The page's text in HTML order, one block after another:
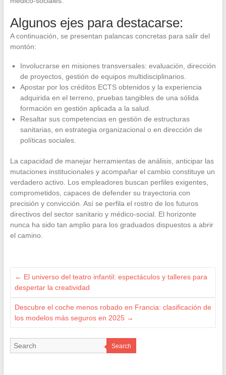
Algunos ejes para destacarse:
A continuación, se presentan palancas concretas para salir del
montón:
Involucrarse en misiones transversales: evaluación, dirección
de proyectos, gestión de equipos multidisciplinarios.
Apostar por los créditos ECTS obtenidos y la experiencia
adquirida en el terreno, pruebas tangibles de una sólida
formación en gestión aplicada a la salud.
Resaltar sus competencias en gestión de estructuras
sanitarias, en estrategia organizacional o en dirección de
políticas sociales.
La capacidad de manejar herramientas de análisis, anticipar las
mutaciones institucionales y acompañar el cambio constituye un
verdadero activo. Los empleadores buscan perfiles exigentes,
comprometidos, capaces de defender su trayectoria con
precisión y convicción. Así se perfila el rostro de los futuros
directivos del sector sanitario y médico-social. El horizonte
nunca ha sido tan amplio para los graduados dispuestos a abrir
el camino.
← El universo del teatro infantil: espectáculos y talleres para
despertar la creatividad
Descubre el coche menos robado en Francia: clasificación de
los modelos más seguros en 2025 →
Search